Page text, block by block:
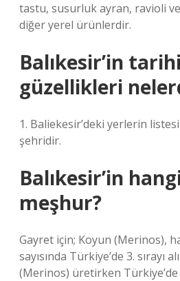
tastu, susurluk ayran, ravioli
diğer yerel ürünlerdir.
Balıkesir’in tarihi
güzellikleri
1. Baliekesir’deki yerlerin
şehridir.
Balıkesir’in
meşhur?
Gayret için; Koyun (Merinos),
sayısında Türkiye’de 3. sırayı
(Merinos) üretirken Türkiye’de